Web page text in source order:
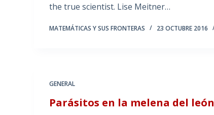
the true scientist. Lise Meitner…
MATEMÁTICAS Y SUS FRONTERAS 23 OCTUBRE 2016
GENERAL
Parásitos en la melena del león